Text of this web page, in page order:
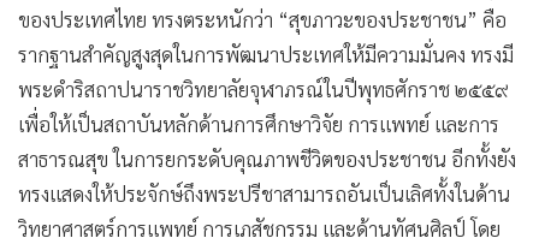
• News1
• Gotomanager
ของประเทศไทย ทรงตระหนักว่า “สุขภาวะของประชาชน” คือ
รากฐานสำคัญสูงสุดในการพัฒนาประเทศให้มีความมั่นคง ทรงมี
พระดำริสถาปนาราชวิทยาลัยจุฬาภรณ์ในปีพุทธศักราช ๒๕๕๙
เพื่อให้เป็นสถาบันหลักด้านการศึกษาวิจัย การแพทย์ และการ
สาธารณสุข ในการยกระดับคุณภาพชีวิตของประชาชน อีกทั้งยัง
ทรงแสดงให้ประจักษ์ถึงพระปรีชาสามารถอันเป็นเลิศทั้งในด้าน
วิทยาศาสตร์การแพทย์ การเภสัชกรรม และด้านทัศนศิลป์ โดย